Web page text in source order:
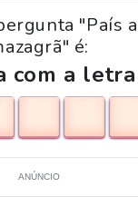
"País
é:
com a
ANÚNCIO